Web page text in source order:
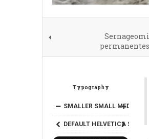
Typography
SMALLER SMALL MEDIUM
DEFAULT HELVETICA SEGOE